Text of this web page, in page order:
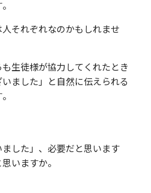
それぞれなのかもしれませ
生徒様が協力してくれたとき
ました」と自然に伝えられる
した」、必要だと思います
いますか。